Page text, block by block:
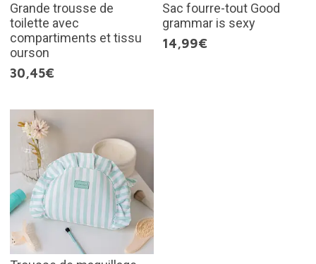
Grande trousse de
toilette avec
compartiments et tissu
ourson
30,45€
Sac fourre-tout Good
grammar is sexy
14,99€